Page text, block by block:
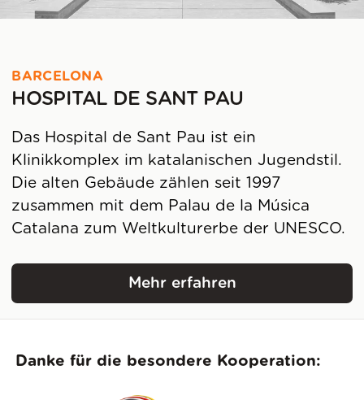
BARCELONA
HOSPITAL DE SANT PAU
Das Hospital de Sant Pau ist ein
Klinikkomplex im katalanischen Jugendstil.
Die alten Gebäude zählen seit 1997
zusammen mit dem Palau de la Música
Catalana zum Weltkulturerbe der UNESCO.
Mehr erfahren
Hospital de Sant Pau
Danke für die besondere Kooperation: